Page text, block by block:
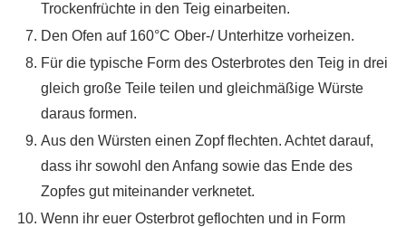
Trockenfrüchte in den Teig einarbeiten.
Den Ofen auf 160°C Ober-/ Unterhitze vorheizen.
Für die typische Form des Osterbrotes den Teig in drei
gleich große Teile teilen und gleichmäßige Würste
daraus formen.
Aus den Würsten einen Zopf flechten. Achtet darauf,
dass ihr sowohl den Anfang sowie das Ende des
Zopfes gut miteinander verknetet.
Wenn ihr euer Osterbrot geflochten und in Form